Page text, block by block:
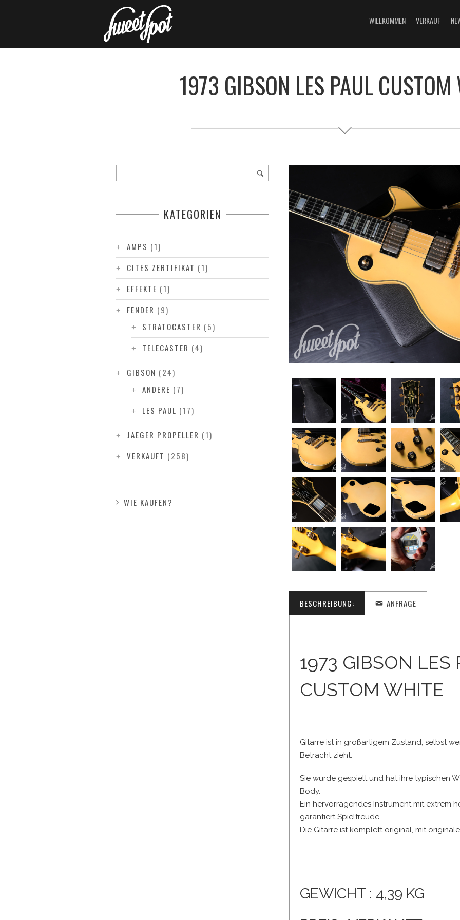
WILLKOMMEN VERKAUF
1973 GIBSON LES PAUL CUSTOM
BESCHREIBUNG: ANFRAGE
1973 GIBSON LES
CUSTOM WHITE
Gitarre ist in großartigem Zustand, selbst
Betracht zieht.
Sie wurde gespielt und hat ihre typischen
Body.
Ein hervorragendes Instrument mit extrem
garantiert Spielfreude.
Die Gitarre ist komplett original, mit
GEWICHT : 4,39 KG
KATEGORIEN
AMPS (1)
CITES ZERTIFIKAT (1)
EFFEKTE (1)
FENDER (9)
STRATOCASTER (5)
TELECASTER (4)
GIBSON (24)
ANDERE (7)
LES PAUL (17)
JAEGER PROPELLER (1)
VERKAUFT (258)
WIE KAUFEN?